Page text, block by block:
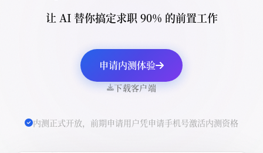
让 AI 替你搞定求职 90% 的前置工作
申请内测体验
下载客户端
内测正式开放，前期申请用户凭申请手机号激活内测资格